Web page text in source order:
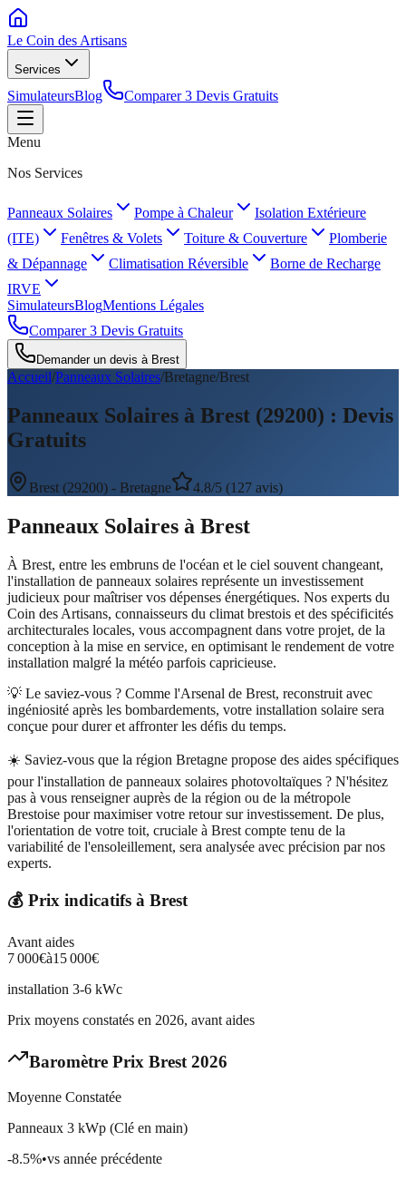
Le Coin des Artisans
Services
SimulateursBlog Comparer 3 Devis Gratuits
Menu
Nos Services
Panneaux Solaires Pompe à Chaleur
Isolation Extérieure
(ITE)
Fenêtres & Volets Toiture & Couverture
Plomberie
& Dépannage
Climatisation Réversible
Borne de Recharge
IRVE
SimulateursBlogMentions Légales
Comparer 3 Devis Gratuits
Demander un devis à Brest
Accueil/Panneaux Solaires/Bretagne/Brest
Panneaux Solaires à Brest (29200) : Devis
Gratuits
Brest (29200) - Bretagne 4.8/5 (127 avis)
Panneaux Solaires à Brest
À Brest, entre les embruns de l'océan et le ciel souvent changeant,
l'installation de panneaux solaires représente un investissement
judicieux pour maîtriser vos dépenses énergétiques. Nos experts du
Coin des Artisans, connaisseurs du climat brestois et des spécificités
architecturales locales, vous accompagnent dans votre projet, de la
conception à la mise en service, en optimisant le rendement de votre
installation malgré la météo parfois capricieuse.
💡 Le saviez-vous ? Comme l'Arsenal de Brest, reconstruit avec
ingéniosité après les bombardements, votre installation solaire sera
conçue pour durer et affronter les défis du temps.
☀️ Saviez-vous que la région Bretagne propose des aides spécifiques
pour l'installation de panneaux solaires photovoltaïques ? N'hésitez
pas à vous renseigner auprès de la région ou de la métropole
Brestoise pour maximiser votre retour sur investissement. De plus,
l'orientation de votre toit, cruciale à Brest compte tenu de la
variabilité de l'ensoleillement, sera analysée avec précision par nos
experts.
💰 Prix indicatifs à Brest
Avant aides
7 000€à15 000€
installation 3-6 kWc
Prix moyens constatés en 2026, avant aides
Baromètre Prix Brest 2026
Moyenne Constatée
Panneaux 3 kWp (Clé en main)
-8.5%•vs année précédente